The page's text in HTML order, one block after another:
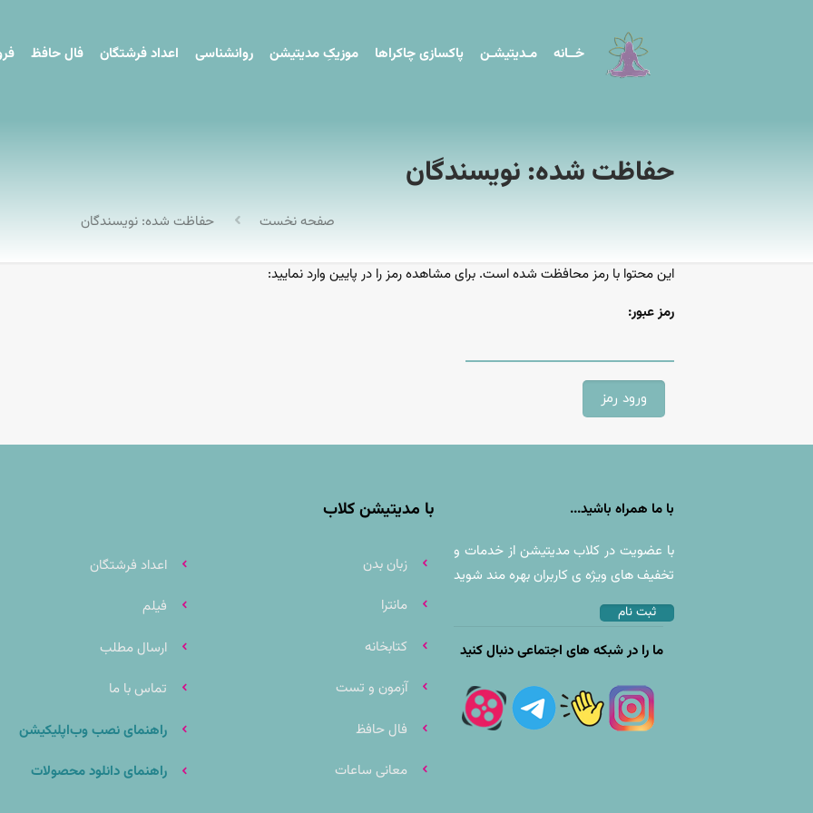
خــانه مـدیتیشـن پاکسازی چاکراها موزیکِ مدیتیشن روانشناسی اعداد فرشتگان فال حافظ
حفاظت شده: نویسندگان
صفحه نخست حفاظت شده: نویسندگان
این محتوا با رمز محافظت شده است. برای مشاهده رمز را در پایین وارد نمایید:
رمز عبور:
با ما همراه باشید...
با عضويت در کلاب مدیتیشن از خدمات و
تخفيف های ويژه ى كاربران بهره مند شوید
ثبت نام
ما را در شبکه های اجتماعی دنبال کنید
با مدیتیشن کلاب
زبان بدن
مانترا
کتابخانه
آزمون و تست
فال حافظ
معانی ساعات
اعداد فرشتگان
فیلم
ارسال مطلب
تماس با ما
راهنمای نصب وب‌اپلیکیشن
راهنمای دانلود محصولات